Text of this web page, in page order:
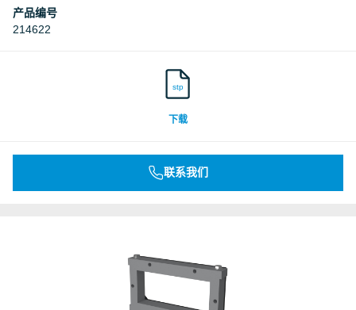
产品编号
214622
stp
下载
联系我们